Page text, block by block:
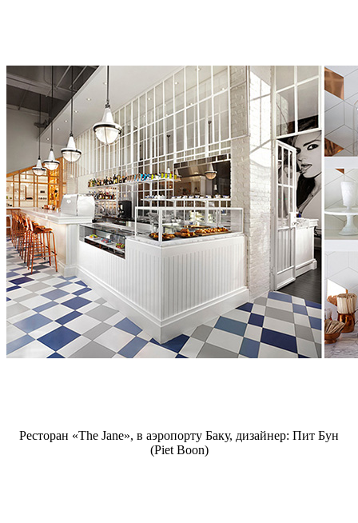
Ресторан «The Jane», в аэропорту Баку, дизайнер: Пит Бун
(Piet Boon)